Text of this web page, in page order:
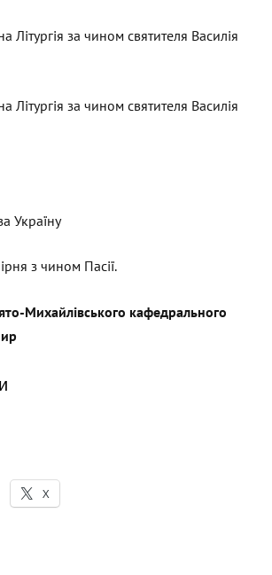
Літургія за чином святителя Василія
Літургія за чином святителя Василія
Україну
з чином Пасії.
Михайлівського кафедрального
X